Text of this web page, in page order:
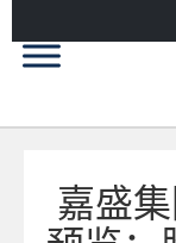
嘉盛